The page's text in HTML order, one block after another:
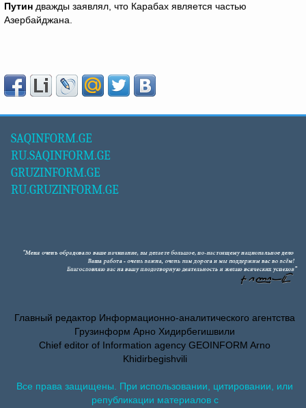
Путин дважды заявлял, что Карабах является частью
Азербайджана.
SAQINFORM.GE
RU.SAQINFORM.GE
GRUZINFORM.GE
RU.GRUZINFORM.GE
Главный редактор Информационно-аналитического агентства
Грузинформ Арно Хидирбегишвили
Chief editor of Information agency GEOINFORM Arno
Khidirbegishvili
Все права защищены. При использовании, цитировании, или
републикации материалов с